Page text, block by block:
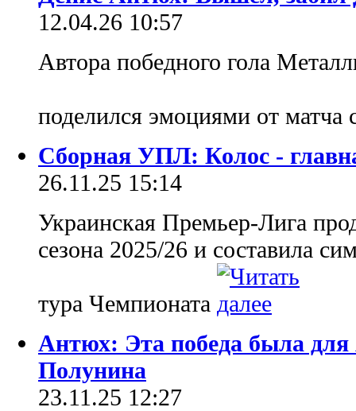
12.04.26 10:57
Автора победного гола
поделился эмоциями от
Сборная УПЛ: Колос -
26.11.25 15:14
Украинская Премьер-Лига
сезона 2025/26 и составила
тура Чемпионата
Антюх: Эта победа была
Полунина
23.11.25 12:27